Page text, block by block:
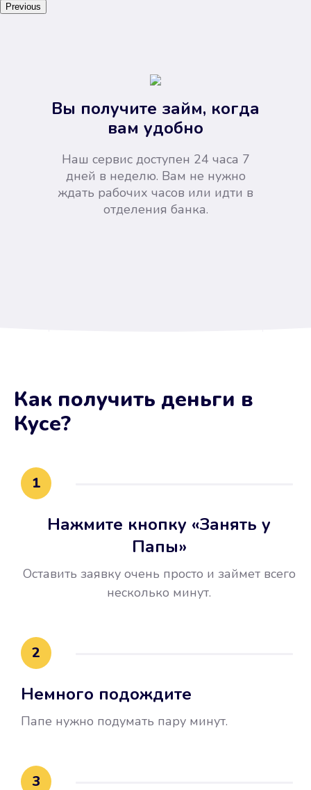
Previous
Вы получите займ, когда
вам удобно
Наш сервис доступен 24 часа 7
дней в неделю. Вам не нужно
ждать рабочих часов или идти в
отделения банка.
Не потребовались справки, залоги
и поручители. Папа вам доверяет.
воспользовались бесплатной
это открыло новые возможности в
Как получить деньги в
Кусе?
1
Нажмите кнопку «Занять у
Папы»
Оставить заявку очень просто и займет всего
несколько минут.
2
Немного подождите
Папе нужно подумать пару минут.
3